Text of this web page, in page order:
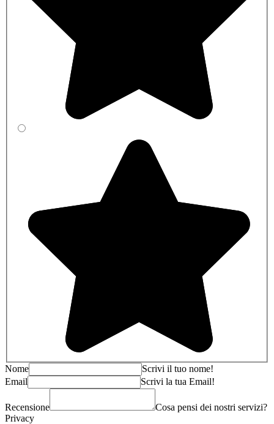
Nome
Scrivi il tuo nome!
Email
Scrivi la tua Email!
Recensione
Cosa pensi dei nostri servizi?
Privacy